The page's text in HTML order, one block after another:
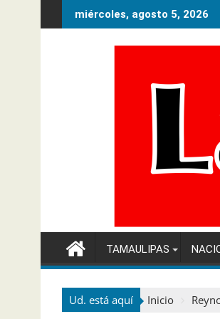
al
miércoles, agosto 5, 2026
TAMAULIPAS
Ud. está aquí Inicio